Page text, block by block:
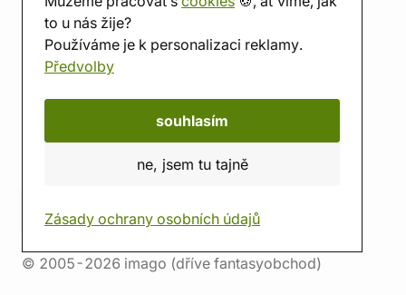
to u nás žije?
Používáme je k personalizaci reklamy.
Předvolby
souhlasím
ne, jsem tu tajně
Zásady ochrany osobních údajů
Herna
O nás
Hodnocení obchodu
© 2005-2026 imago (dříve fantasyobchod)